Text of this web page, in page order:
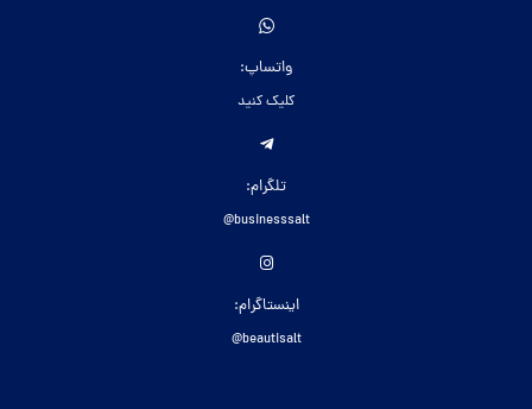
واتساپ:
کلیک کنید
تلگرام:
businesssalt@
اینستاگرام:
beautisalt@